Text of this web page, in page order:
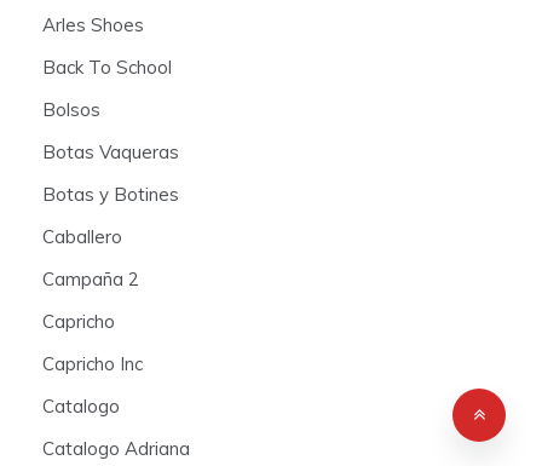
Arles Shoes
Back To School
Bolsos
Botas Vaqueras
Botas y Botines
Caballero
Campaña 2
Capricho
Capricho Inc
Catalogo
Catalogo Adriana